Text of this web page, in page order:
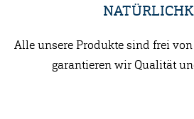
Alle unsere Produkte sind frei
garantieren wir Qualität